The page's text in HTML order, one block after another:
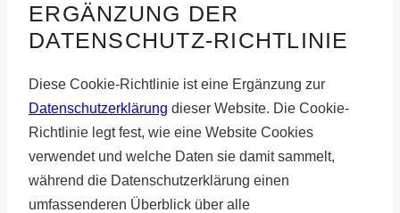
ERGÄNZUNG DER
DATENSCHUTZ-RICHTLINIE
Diese Cookie-Richtlinie ist eine Ergänzung zur
Datenschutzerklärung dieser Website. Die Cookie-
Richtlinie legt fest, wie eine Website Cookies
verwendet und welche Daten sie damit sammelt,
während die Datenschutzerklärung einen
umfassenderen Überblick über alle